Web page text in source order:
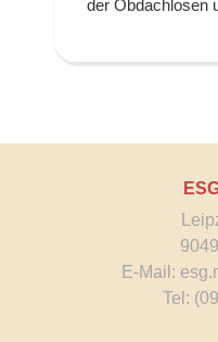
der Obdachlosen
E-Mail:
Tel: